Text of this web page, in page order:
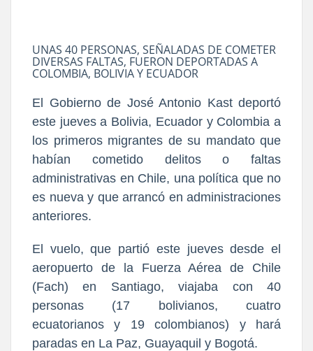
UNAS 40 PERSONAS, SEÑALADAS DE COMETER
DIVERSAS FALTAS, FUERON DEPORTADAS A
COLOMBIA, BOLIVIA Y ECUADOR
El Gobierno de José Antonio Kast deportó
este jueves a Bolivia, Ecuador y Colombia a
los primeros migrantes de su mandato que
habían cometido delitos o faltas
administrativas en Chile, una política que no
es nueva y que arrancó en administraciones
anteriores.
El vuelo, que partió este jueves desde el
aeropuerto de la Fuerza Aérea de Chile
(Fach) en Santiago, viajaba con 40
personas (17 bolivianos, cuatro
ecuatorianos y 19 colombianos) y hará
paradas en La Paz, Guayaquil y Bogotá.